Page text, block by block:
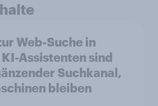
Web-Suche in
Assistenten sind
Suchkanal,
bleiben